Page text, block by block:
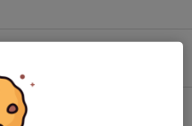
2021! Anmälan öppen